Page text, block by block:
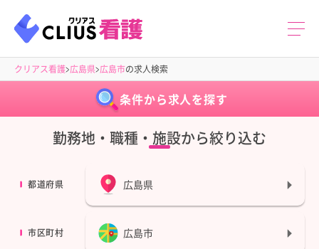
クリアス看護 広島県 広島市の求人検索
条件から求人を探す
勤務地・職種・施設から絞り込む
都道府県 広島県
市区町村 広島市